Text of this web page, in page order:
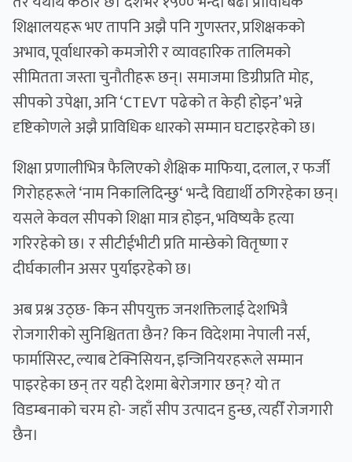
शिक्षालयहरू भए तापनि अझै पनि गुणस्तर, प्रशिक्षकको
अभाव, पूर्वाधारको कमजोरी र व्यावहारिक तालिमको
सीमितता जस्ता चुनौतीहरू छन्। समाजमा डिग्रीप्रति मोह,
सीपको उपेक्षा, अनि ‘CTEVT पढेको त केही होइन’ भन्ने
दृष्टिकोणले अझै प्राविधिक धारको सम्मान घटाइरहेको छ।
शिक्षा प्रणालीभित्र फैलिएको शैक्षिक माफिया, दलाल, र फर्जी
गिरोहहरूले ‘नाम निकालिदिन्छु‘ भन्दै विद्यार्थी ठगिरहेका छन्।
यसले केवल सीपको शिक्षा मात्र होइन, भविष्यकै हत्या
गरिरहेको छ। र सीटीईभीटी प्रति मान्छेको वितृष्णा र
दीर्घकालीन असर पुर्याइरहेको छ।
अब प्रश्न उठ्छ- किन सीपयुक्त जनशक्तिलाई देशभित्रै
रोजगारीको सुनिश्चितता छैन? किन विदेशमा नेपाली नर्स,
फार्मासिस्ट, ल्याब टेक्निसियन, इन्जिनियरहरूले सम्मान
पाइरहेका छन् तर यही देशमा बेरोजगार छन्? यो त
विडम्बनाको चरम हो- जहाँ सीप उत्पादन हुन्छ, त्यहीँ रोजगारी
छैन।